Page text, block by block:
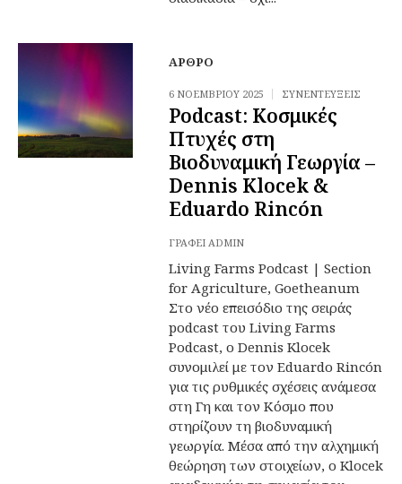
ΆΡΘΡΟ
6 ΝΟΕΜΒΡΊΟΥ 2025 ΣΥΝΕΝΤΕΎΞΕΙΣ
Podcast: Κοσμικές
Πτυχές στη
Βιοδυναμική Γεωργία –
Dennis Klocek &
Eduardo Rincón
ΓΡΆΦΕΙ ADMIN
Living Farms Podcast | Section
for Agriculture, Goetheanum
Στο νέο επεισόδιο της σειράς
podcast του Living Farms
Podcast, ο Dennis Klocek
συνομιλεί με τον Eduardo Rincón
για τις ρυθμικές σχέσεις ανάμεσα
στη Γη και τον Κόσμο που
στηρίζουν τη βιοδυναμική
γεωργία. Μέσα από την αλχημική
θεώρηση των στοιχείων, ο Klocek